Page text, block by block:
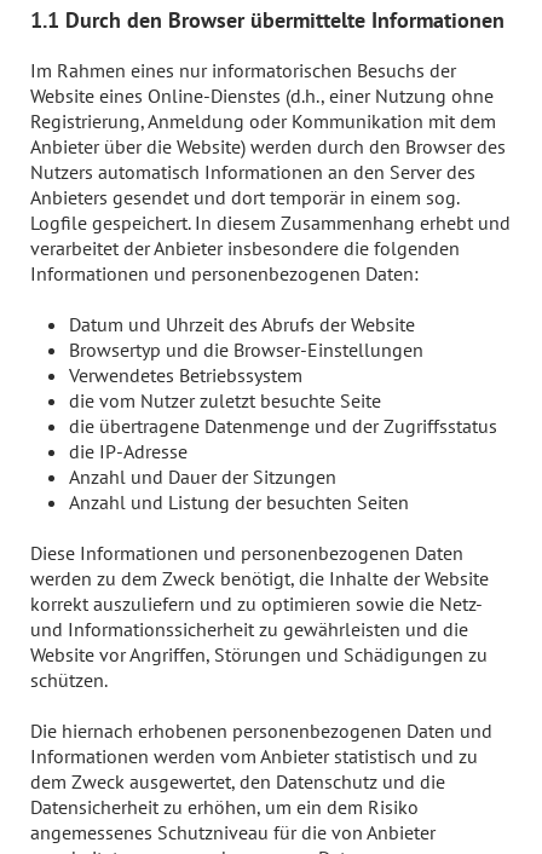
1.1 Durch den Browser übermittelte Informationen
Im Rahmen eines nur informatorischen Besuchs der
Website eines Online-Dienstes (d.h., einer Nutzung ohne
Registrierung, Anmeldung oder Kommunikation mit dem
Anbieter über die Website) werden durch den Browser des
Nutzers automatisch Informationen an den Server des
Anbieters gesendet und dort temporär in einem sog.
Logfile gespeichert. In diesem Zusammenhang erhebt und
verarbeitet der Anbieter insbesondere die folgenden
Informationen und personenbezogenen Daten:
Datum und Uhrzeit des Abrufs der Website
Browsertyp und die Browser-Einstellungen
Verwendetes Betriebssystem
die vom Nutzer zuletzt besuchte Seite
die übertragene Datenmenge und der Zugriffsstatus
die IP-Adresse
Anzahl und Dauer der Sitzungen
Anzahl und Listung der besuchten Seiten
Diese Informationen und personenbezogenen Daten
werden zu dem Zweck benötigt, die Inhalte der Website
korrekt auszuliefern und zu optimieren sowie die Netz-
und Informationssicherheit zu gewährleisten und die
Website vor Angriffen, Störungen und Schädigungen zu
schützen.
Die hiernach erhobenen personenbezogenen Daten und
Informationen werden vom Anbieter statistisch und zu
dem Zweck ausgewertet, den Datenschutz und die
Datensicherheit zu erhöhen, um ein dem Risiko
angemessenes Schutzniveau für die von Anbieter